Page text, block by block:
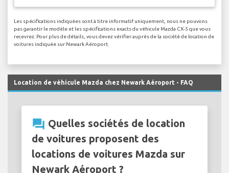
Les spécifications indiquées sont à titre informatif uniquement, nous ne pouvons
pas garantir le modèle et les spécifications exacts du véhicule Mazda CX-5 que vous
recevrez. Pour plus de détails, vous devez vérifier auprès de la société de location de
voitures indiquée sur Newark Aéroport.
Location de véhicule Mazda chez Newark Aéroport - FAQ
question_answer Quelles sociétés de location
de voitures proposent des
locations de voitures Mazda sur
Newark Aéroport ?